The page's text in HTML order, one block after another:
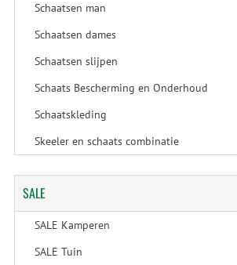
Schaatsen man
Schaatsen dames
Schaatsen slijpen
Schaats Bescherming en Onderhoud
Schaatskleding
Skeeler en schaats combinatie
SALE
SALE Kamperen
SALE Tuin